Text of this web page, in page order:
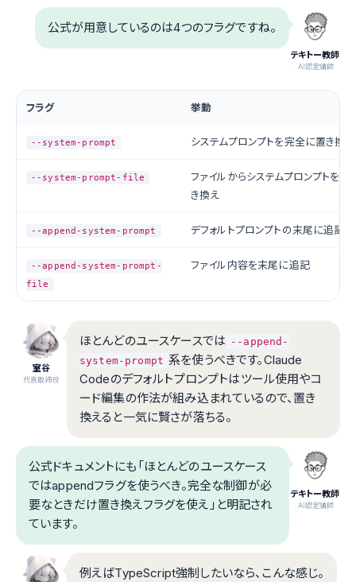
テキトー教師
.AI認定講師
公式が用意しているのは4つのフラグですね。
フラグ 挙動
--system-prompt システムプロンプトを完全に置き換え
--system-prompt-file
ファイルからシステムプロンプトを読
き換え
--append-system-prompt デフォルトプロンプトの末尾に追記
--append-system-prompt-
file
ファイル内容を末尾に追記
室谷
代表取締役
ほとんどのユースケースでは --append-
system-prompt 系を使うべきです。Claude
Codeのデフォルトプロンプトはツール使用やコ
ード編集の作法が組み込まれているので、置き
換えると一気に賢さが落ちる。
テキトー教師
.AI認定講師
公式ドキュメントにも「ほとんどのユースケース
ではappendフラグを使うべき。完全な制御が必
要なときだけ置き換えフラグを使え」と明記され
ています。
例えばTypeScript強制したいなら、こんな感じ。